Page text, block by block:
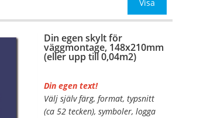
105x148mm (eller annat
Be om offert vid antal
Visa
Din egen skylt för
väggmontage, 148x210mm
(eller upp till 0,04m2)
Din egen text!
Välj själv färg, format, typsnitt
(ca 52 tecken), symboler, logga